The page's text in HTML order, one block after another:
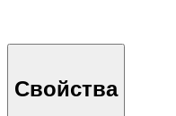
Свойства